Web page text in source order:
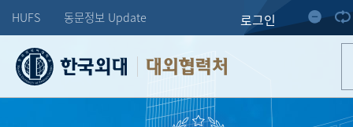
HUFS 동문정보 Update 로그인
대외협력처